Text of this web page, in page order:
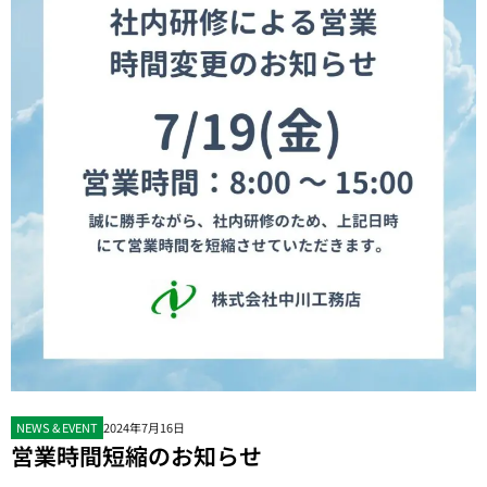
NEWS & EVENT 2024年7月16日
営業時間短縮のお知らせ